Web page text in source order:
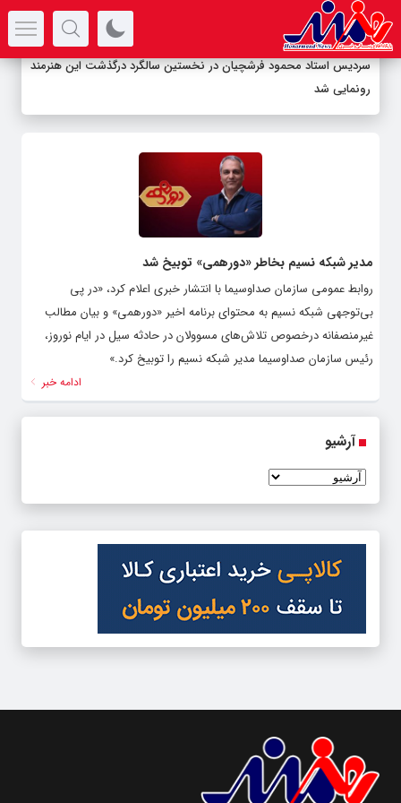
سردیس استاد محمود فرشچیان در نخستین سالگرد درگذشت این هنرمند
رونمایی شد
مدیر شبکه نسیم بخاطر «دورهمی» توبیخ شد
روابط عمومی سازمان صداوسیما با انتشار خبری اعلام کرد، «در پی
بی‌توجهی شبکه نسیم به محتوای برنامه اخیر «دورهمی» و بیان مطالب
غیرمنصفانه درخصوص تلاش‌های مسوولان در حادثه سیل در ایام نوروز،
رئیس سازمان صداوسیما مدیر شبکه نسیم را توبیخ کرد.»
ادامه خبر
آرشیو